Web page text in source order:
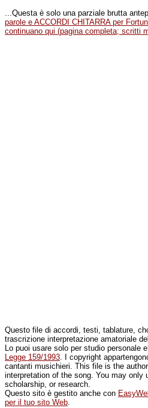
...Questa è solo una parziale brutta
parole e ACCORDI CHITARRA per
continuano qui (pagina completa; scritti
Questo file di accordi, testi, tablature,
trascrizione interpretazione amatoriale
Lo puoi usare solo per studio personale
Legge 159/1993. I copyright
cantanti musichieri. This file is the
interpretation of the song. You may only
scholarship, or research.
Questo sito è gestito anche con
per il tuo sito Web.